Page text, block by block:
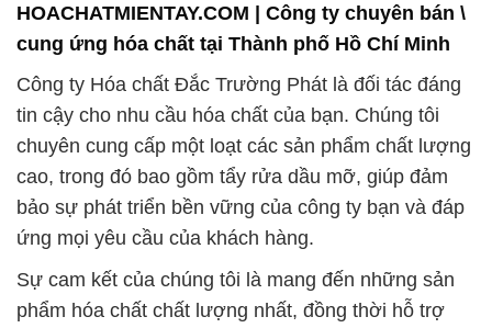
HOACHATMIENTAY.COM | Công ty chuyên bán \
cung ứng hóa chất tại Thành phố Hồ Chí Minh
Công ty Hóa chất Đắc Trường Phát là đối tác đáng
tin cậy cho nhu cầu hóa chất của bạn. Chúng tôi
chuyên cung cấp một loạt các sản phẩm chất lượng
cao, trong đó bao gồm tẩy rửa dầu mỡ, giúp đảm
bảo sự phát triển bền vững của công ty bạn và đáp
ứng mọi yêu cầu của khách hàng.
Sự cam kết của chúng tôi là mang đến những sản
phẩm hóa chất chất lượng nhất, đồng thời hỗ trợ